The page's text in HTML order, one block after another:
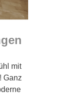
mit
Ganz